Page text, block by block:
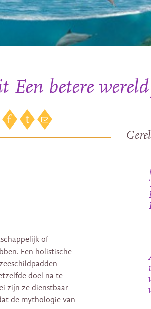
Een betere
of
Een holistische
doel na te
zijn ze dienstbaar
de mythologie van